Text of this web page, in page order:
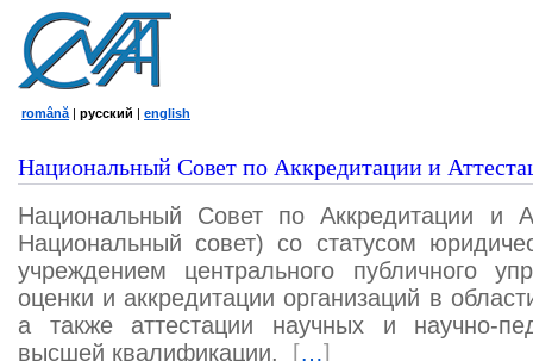
română | русский | english
Национальный Совет по Аккредитации и
Национальный Совет по Аккредитации и
Национальный совет) со статусом
учреждением центрального публичного
оценки и аккредитации организаций в
а также аттестации научных и научно-
высшей квалификации.
[…]